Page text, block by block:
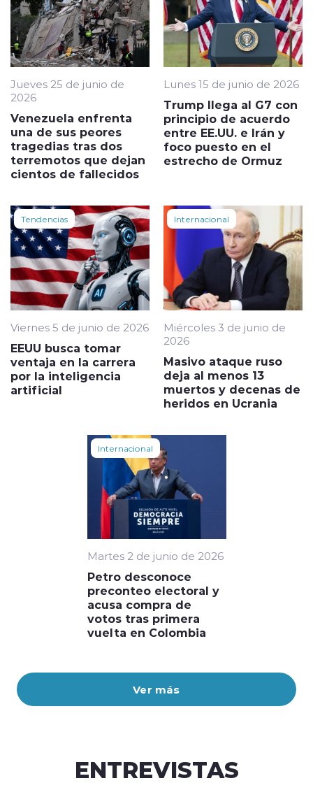
Ver más
Jueves 25 de junio de
2026
Venezuela enfrenta
una de sus peores
tragedias tras dos
terremotos que dejan
cientos de fallecidos
Lunes 15 de junio de 2026
Trump llega al G7 con
principio de acuerdo
entre EE.UU. e Irán y
foco puesto en el
estrecho de Ormuz
Tendencias
Viernes 5 de junio de 2026
EEUU busca tomar
ventaja en la carrera
por la inteligencia
artificial
Internacional
Miércoles 3 de junio de
2026
Masivo ataque ruso
deja al menos 13
muertos y decenas de
heridos en Ucrania
Internacional
Martes 2 de junio de 2026
Petro desconoce
preconteo electoral y
acusa compra de
votos tras primera
vuelta en Colombia
ENTREVISTAS